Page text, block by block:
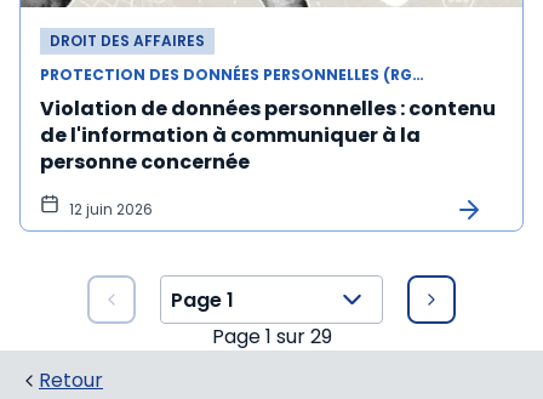
DROIT DES AFFAIRES
PROTECTION DES DONNÉES PERSONNELLES (RGPD)
Violation de données personnelles : contenu
de l'information à communiquer à la
personne concernée
12 juin 2026
Page1 sur29
Retour